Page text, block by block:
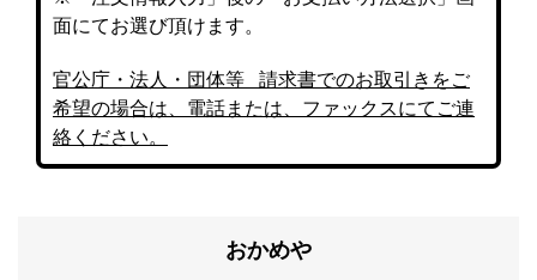
面にてお選び頂けます。
官公庁・法人・団体等 請求書でのお取引きをご
希望の場合は、電話または、ファックスにてご連
絡ください。
おかめや